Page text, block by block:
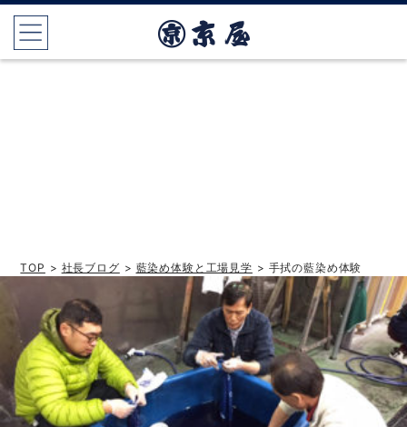
TOP > 社長ブログ > 藍染め体験と工場見学 > 手拭の藍染め体験